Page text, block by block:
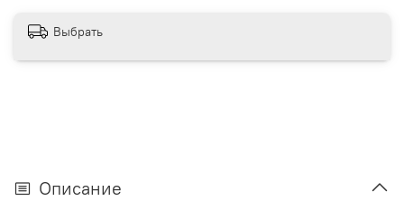
Выбрать
Описание